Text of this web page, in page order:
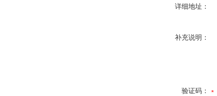
详细地址：
补充说明：
验证码：